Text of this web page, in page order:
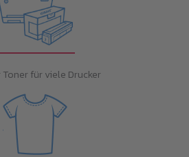
Toner für viele Drucker